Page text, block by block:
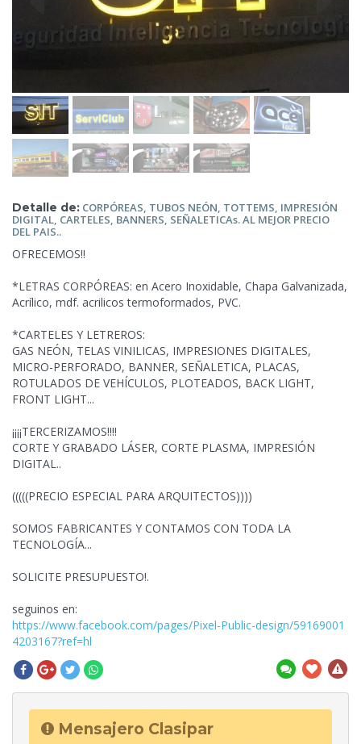
Detalle de: CORPÓREAS, TUBOS NEÓN, TOTTEMS, IMPRESIÓN
DIGITAL, CARTELES, BANNERS, SEÑALETICAs. AL MEJOR PRECIO
DEL PAIS..
OFRECEMOS!!
*LETRAS CORPÓREAS: en Acero Inoxidable, Chapa Galvanizada,
Acrílico, mdf. acrilicos termoformados, PVC.
*CARTELES Y LETREROS:
GAS NEÓN, TELAS VINILICAS, IMPRESIONES DIGITALES,
MICRO-PERFORADO, BANNER, SEÑALETICA, PLACAS,
ROTULADOS DE VEHÍCULOS, PLOTEADOS, BACK LIGHT,
FRONT LIGHT...
¡¡¡¡TERCERIZAMOS!!!!
CORTE Y GRABADO LÁSER, CORTE PLASMA, IMPRESIÓN
DIGITAL..
(((((PRECIO ESPECIAL PARA ARQUITECTOS))))
SOMOS FABRICANTES Y CONTAMOS CON TODA LA
TECNOLOGÍA...
SOLICITE PRESUPUESTO!.
seguinos en:
https://www.facebook.com/pages/Pixel-Public-design/59169001
4203167?ref=hl
Mensajero Clasipar